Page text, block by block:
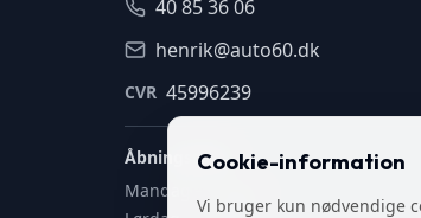
40 85 36 06
henrik@auto60.dk
CVR 45996239
Åbningstider
Mandag – fredag
Cookie-information
Vi bruger kun nødvendige